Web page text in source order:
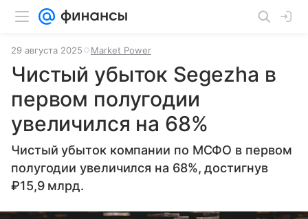
29 августа 2025 Market Power
Чистый убыток Segezha в
первом полугодии
увеличился на 68%
Чистый убыток компании по МСФО в первом
полугодии увеличился на 68%, достигнув
₽15,9 млрд.